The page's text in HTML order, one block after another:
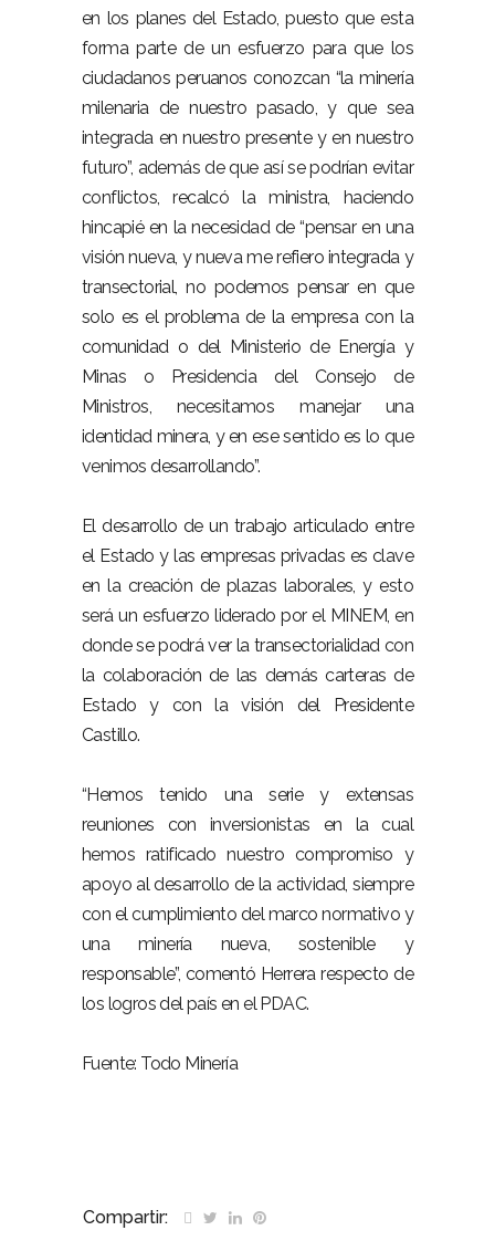
en los planes del Estado, puesto que esta
forma parte de un esfuerzo para que los
ciudadanos peruanos conozcan “la minería
milenaria de nuestro pasado, y que sea
integrada en nuestro presente y en nuestro
futuro”, además de que así se podrían evitar
conflictos, recalcó la ministra, haciendo
hincapié en la necesidad de “pensar en una
visión nueva, y nueva me refiero integrada y
transectorial, no podemos pensar en que
solo es el problema de la empresa con la
comunidad o del Ministerio de Energía y
Minas o Presidencia del Consejo de
Ministros, necesitamos manejar una
identidad minera, y en ese sentido es lo que
venimos desarrollando”.
El desarrollo de un trabajo articulado entre
el Estado y las empresas privadas es clave
en la creación de plazas laborales, y esto
será un esfuerzo liderado por el MINEM, en
donde se podrá ver la transectorialidad con
la colaboración de las demás carteras de
Estado y con la visión del Presidente
Castillo.
“Hemos tenido una serie y extensas
reuniones con inversionistas en la cual
hemos ratificado nuestro compromiso y
apoyo al desarrollo de la actividad, siempre
con el cumplimiento del marco normativo y
una minería nueva, sostenible y
responsable”, comentó Herrera respecto de
los logros del país en el PDAC.
Fuente: Todo Minería
Compartir: